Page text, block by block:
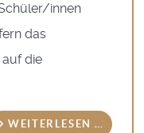
innen
das
die
WEITERLESEN …